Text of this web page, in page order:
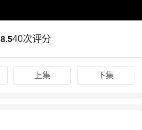
8.540次评分
上集 下集